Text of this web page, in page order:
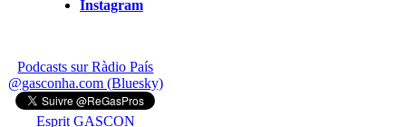
Instagram
Podcasts sur Ràdio País
@gasconha.com (Bluesky)
Esprit GASCON